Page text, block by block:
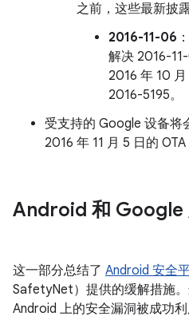
之前，这些最新披
2016-11-06
解决 2016-
2016 年 10
2016-5195。
受支持的 Google 设备将
2016 年 11 月 5 日的 OTA
Android 和 Google
这一部分总结了 Android 安全
SafetyNet）提供的缓解措施
Android 上的安全漏洞被成功利